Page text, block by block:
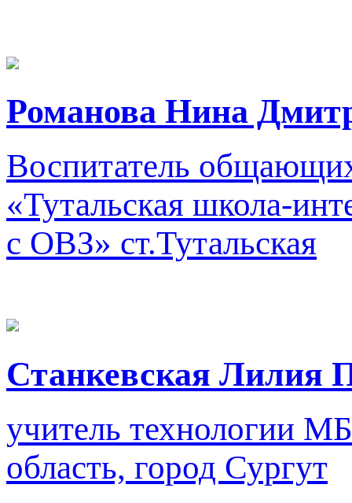
Романова Нина
Воспитатель
«Тутальская школа-
с ОВЗ» ст.Тутальская
Станкевская Лилия
учитель технологии
область, город Сургут